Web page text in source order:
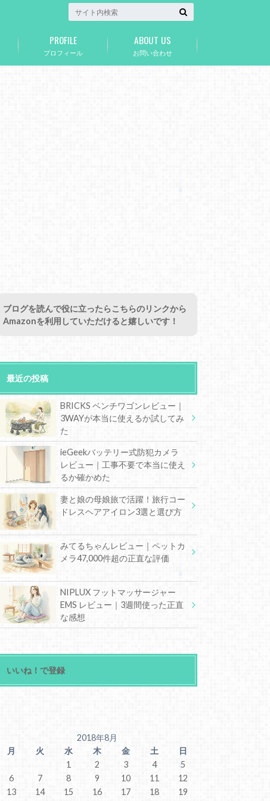
プロフィール
PROFILE
お問い合わせ
ABOUT US
ブログを読んで役に立ったらこちらのリンクから
Amazonを利用していただけると嬉しいです！
最近の投稿
BRICKS ベンチワゴンレビュー｜
3WAYが本当に使えるか試してみ
た
ieGeekバッテリー式防犯カメラ
レビュー｜工事不要で本当に使え
るか確かめた
妻と娘の母娘旅で活躍！旅行コー
ドレスヘアアイロン3選と選び方
みてるちゃんレビュー｜ペットカ
メラ47,000件超の正直な評価
NIPLUX フットマッサージャー
EMS レビュー｜3週間使った正直
な感想
いいね！で登録
2018年8月
月
火 水 木 金 土
日
1
2 3 4
5
6
7 8 9 10 11
12
13
14 15 16 17 18
19